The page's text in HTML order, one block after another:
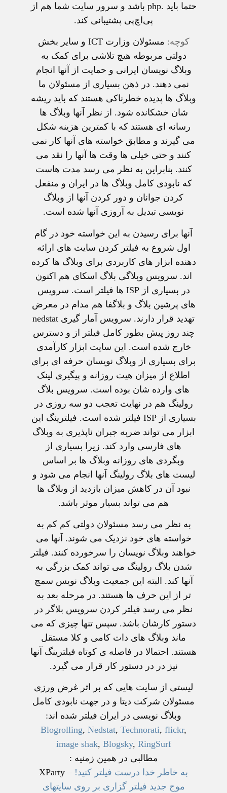
حتما باید .php باشد و سرور سایت شما هم از
پی‌اچ‌پی پشتیبانی کند.
کوچه:
مسئولان وزارت ICT و سایر بخش
دولتی مربوطه هیچ تلاشی برای کمک به
وبلاگ نویسان ایرانی و حمایت از آنها انجام
نمی دهند. در ذهن بسیاری از مسئولان ما
وبلاگ ها پدیده خطرناکی هستند که باید ریشه
شان خشکانده شود. از نظر آنها وبلاگ ها
رسانه ای هستند که با کمترین هزینه شکل
می گیرند و مطابق خواسته های آنها کار نمی
کنند و حتی خیلی ها وقت ها آنها را نقد می
کنند. بنابراین به نظر می رسد مدت هاست
که نابودی کامل وبلاگ ها در ایران و منفعل
کردن جوانان و دور کردن آنها از وبلاگ
نویسی تبدیل به آروزی آنها شده است.
آنها برای رسیدن به این خواسته خود در گام
اول شروع به فیلتر کردن سایت های ارائه
دهنده ابزار های کاربردی برای وبلاگ ها کرده
اند. سرویس وبلاگی بلاگ اسکای هم اکنون
در بسیاری از ISP ها فیلتر است. سرویس
های پرشین بلاگ و بلاگفا هم مدام در معرض
تهدید قرار دارند. سرویس آمار گیری nedstat
چند روز پیش بطور کامل فیلتر از و دسترس
خارج شده است. این سایت ابزار کارآمدی
برای بسیاری از وبلاگ نویسان حرفه ای برای
اطلاع از میزان هیت روزانه و پیگیری لینک
های وارده شان بوده است. سرویس بلاگ
رولینگ هم در نهایت تعجب دو سه روزی در
بسیاری از ISP فیلتر شده است. فیلترینگ این
ابزار می تواند ضربه جبران ناپذیری به وبلاگ
های فارسی وارد کند. زیرا بسیاری از
وبگردی های روزانه وبلاگ ها بر اساس
لیست های بلاگ رولینگ آنها انجام می شود و
نبود آن در کاهش میزان بازدید از وبلاگ ها
هم می تواند بسیار موثر باشد.
به نظر می رسد مسئولان دولتی کم کم به
خواسته های خود نزدیک می شوند. آنها می
خواهند وبلاگ نویسان را سرخورده کنند. فیلتر
شدن بلاگ رولینگ می تواند کمک بزرگی به
آنها کند. البته این جمعیت وبلاگ نویس سمج
تر از این حرف ها هستند. در مرحله بعد به
نظر می رسد فیلتر کردن سرویس بلاگر در
دستور کارشان باشد. سپس تنها چیزی که می
ماند وبلاگ های دات کامی و کلا مستقل
هستند. احتمالا در فاصله ی کوتاه فیلترینگ آنها
نیز در در دستور کار قرار می گیرد.
لیستی از سایت هایی که بر اثر غرض ورزی
مسئولان شرکت دیتا و در جهت نابودی کامل
وبلاگ نویسی در ایران فیلتر شده اند:
Blogrolling, Nedstat, Technorati, flickr,
image shak, Blogsky, RingSurf
مطالبی در همین زمنیه :
به خاطر خدا درست فیلتر کنید! – XParty
موج جدید فیلتر گزاری بر روی سایتهای